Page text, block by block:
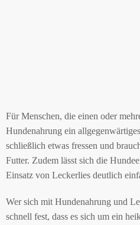
Für Menschen, die einen oder
Hundenahrung ein
schließlich etwas fressen und
Futter. Zudem lässt sich die
Einsatz von Leckerlies deutlich
Wer sich mit Hundenahrung und
schnell fest, dass es sich um ein